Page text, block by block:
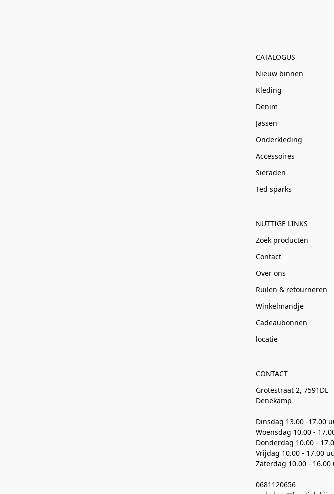
CATALOGUS
Nieuw binnen
Kleding
Denim
Jassen
Onderkleding
Accessoires
Sieraden
Ted sparks
NUTTIGE LINKS
Zoek producten
Contact
Over ons
Ruilen & retourneren
Winkelmandje
Cadeaubonnen
locatie
CONTACT
Grotestraat 2, 7591DL
Denekamp
Dinsdag 13.00 -17.00
Woensdag 10.00 -
Donderdag 10.00 -
Vrijdag 10.00 - 17.00
Zaterdag 10.00 - 16.00
0681120656